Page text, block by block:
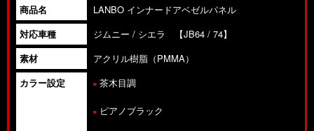
商品名
LANBO インナードアベゼルパネル
対応車種
ジムニー / シエラ 【JB64 / 74】
素材
アクリル樹脂（PMMA）
カラー設定
茶木目調
ピアノブラック